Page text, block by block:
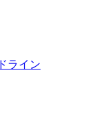
ライン